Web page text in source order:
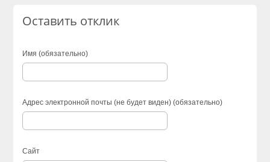
Оставить отклик
Имя (обязательно)
Адрес электронной почты (не будет виден) (обязательно)
Сайт